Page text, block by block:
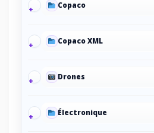
Copaco
Copaco XML
Drones
Électronique